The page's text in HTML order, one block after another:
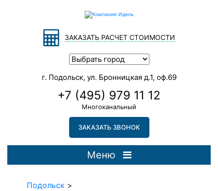
ЗАКАЗАТЬ РАСЧЕТ СТОИМОСТИ
г. Подольск, ул. Бронницкая д.1, оф.69
+7 (495) 979 11 12
Многоканальный
ЗАКАЗАТЬ ЗВОНОК
Меню
Подольск >